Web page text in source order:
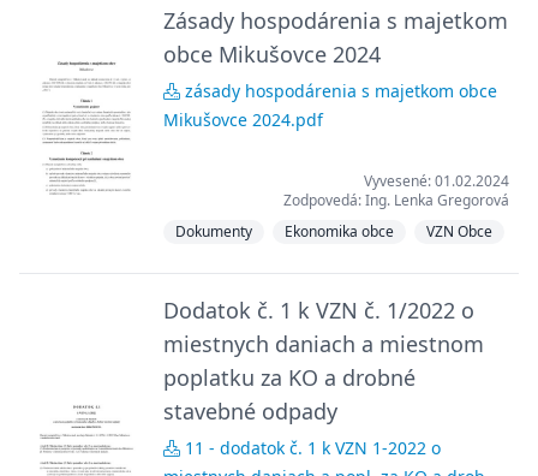
Zásady hospodárenia s majetkom
obce Mikušovce 2024
zásady hospodárenia s majetkom obce
Mikušovce 2024.pdf
Vyvesené: 01.02.2024
Zodpovedá: Ing. Lenka Gregorová
Dokumenty
Ekonomika obce VZN Obce
Dodatok č. 1 k VZN č. 1/2022 o
miestnych daniach a miestnom
poplatku za KO a drobné
stavebné odpady
11 - dodatok č. 1 k VZN 1-2022 o